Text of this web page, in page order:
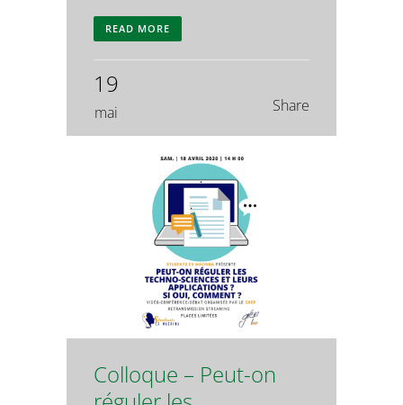
READ MORE
19
mai Share
Colloque – Peut-on